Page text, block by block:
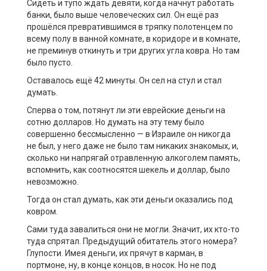
Сидеть и тупо ждать девяти, когда начнут работать
банки, было выше человеческих сил. Он ещё раз
прошёлся превратившимся в тряпку полотенцем по
всему полу в ванной комнате, в коридоре и в комнате,
не преминув откинуть и три других угла ковра. Но там
было пусто.
Оставалось ещё 42 минуты. Он сел на стул и стал
думать.
Сперва о том, потянут ли эти еврейские деньги на
сотню долларов. Но думать на эту тему было
совершенно бессмысленно — в Израиле он никогда
не был, у него даже не было там никаких знакомых, и,
сколько ни напрягай отравленную алкоголем память,
вспомнить, как соотносятся шекель и доллар, было
невозможно.
Тогда он стал думать, как эти деньги оказались под
ковром.
Сами туда завалиться они не могли. Значит, их кто-то
туда спрятал. Предыдущий обитатель этого номера?
Глупости. Имея деньги, их прячут в карман, в
портмоне, ну, в конце концов, в носок. Но не под